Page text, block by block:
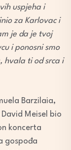
uspjeha i
za Karlovac i
je da je tvoj
i ponosni smo
hvala ti od srca i
Barzilaia,
Meisel bio
koncerta
gospođa